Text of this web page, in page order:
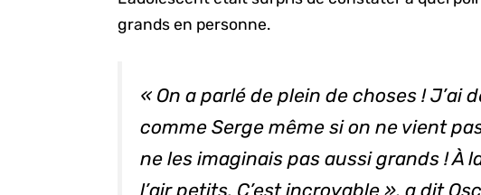
grands en personne.
« On a parlé de plein de choses ! J’ai
comme Serge même si on ne vient
ne les imaginais pas aussi grands ! À
l’air petits. C’est incroyable », a dit